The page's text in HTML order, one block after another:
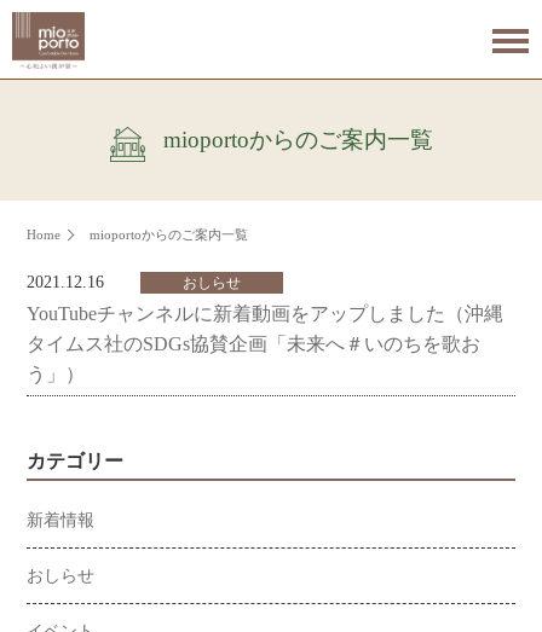
mioportoからのご案内一覧
Home mioportoからのご案内一覧
2021.12.16 おしらせ
YouTubeチャンネルに新着動画をアップしました（沖縄
タイムス社のSDGs協賛企画「未来へ＃いのちを歌お
う」）
カテゴリー
新着情報
おしらせ